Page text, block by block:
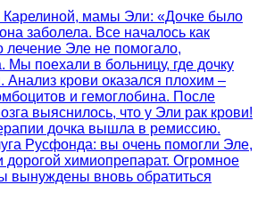
мамы Эли: «Дочке было
заболела. Все началось как
лечение Эле не помогало,
Мы поехали в больницу, где дочку
Анализ крови оказался плохим –
и гемоглобина. После
выяснилось, что у Эли рак крови!
дочка вышла в ремиссию.
Русфонда: вы очень помогли Эле,
химиопрепарат. Огромное
вынуждены вновь обратиться